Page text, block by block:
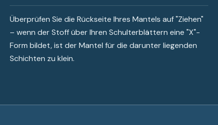
Überprüfen Sie die Rückseite Ihres Mantels auf "Ziehen"
– wenn der Stoff über Ihren Schulterblättern eine "X"-
Form bildet, ist der Mantel für die darunter liegenden
Schichten zu klein.